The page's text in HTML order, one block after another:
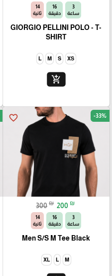
3
ساعة
16
دقيقة
13
ثانية
GIORGIO PELLINI POLO - T-
SHIRT
XS
S
M
L
add_shopping_cart
favorite_border -33%
300 ₪ 200 ₪
3
ساعة
16
دقيقة
13
ثانية
Men S/S M Tee Black
M
L
XL